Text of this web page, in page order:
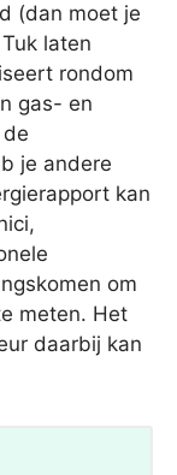
(dan moet je
laten
rondom
gas- en
je andere
kan
om
meten. Het
daarbij kan